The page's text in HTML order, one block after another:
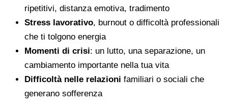
ripetitivi, distanza emotiva, tradimento
Stress lavorativo, burnout o difficoltà professionali
che ti tolgono energia
Momenti di crisi: un lutto, una separazione, un
cambiamento importante nella tua vita
Difficoltà nelle relazioni familiari o sociali che
generano sofferenza